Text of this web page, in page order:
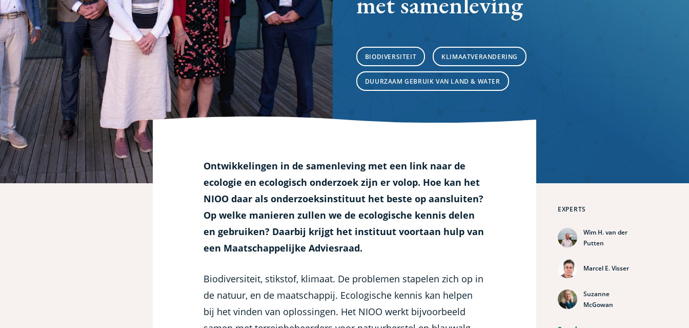
helpen
verbinden
met
samenleving
BIODIVERSITEIT KLIMAATVERANDERING
DUURZAAM GEBRUIK VAN LAND & WATER
EXPERTS
Wim H. van der
Putten
Marcel E. Visser
Suzanne
McGowan
Ontwikkelingen in de samenleving met een link naar de
ecologie en ecologisch onderzoek zijn er volop. Hoe kan het
NIOO daar als onderzoeksinstituut het beste op aansluiten?
Op welke manieren zullen we de ecologische kennis delen
en gebruiken? Daarbij krijgt het instituut voortaan hulp van
een Maatschappelijke Adviesraad.
Biodiversiteit, stikstof, klimaat. De problemen stapelen zich op in
de natuur, en de maatschappij. Ecologische kennis kan helpen
bij het vinden van oplossingen. Het NIOO werkt bijvoorbeeld